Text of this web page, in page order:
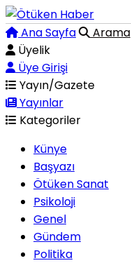
Ana Sayfa Arama
Üyelik
Üye Girişi
Yayın/Gazete
Yayınlar
Kategoriler
Künye
Başyazı
Ötüken Sanat
Psikoloji
Genel
Gündem
Politika